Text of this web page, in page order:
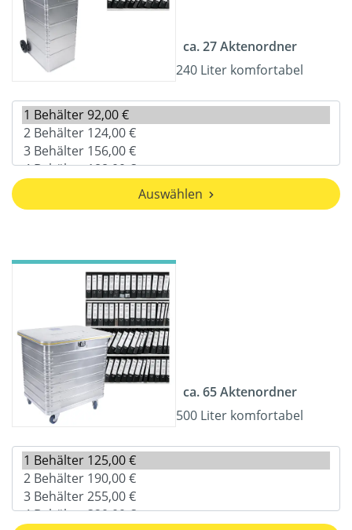
ca. 27 Aktenordner
240 Liter komfortabel
Auswählen
ca. 65 Aktenordner
500 Liter komfortabel